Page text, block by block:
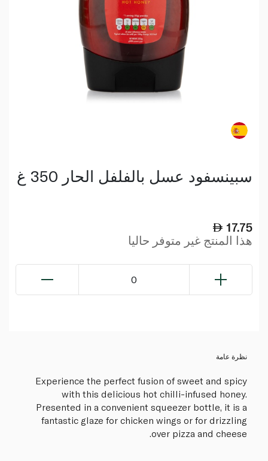
سبينسفود عسل بالفلفل الحار 350 غ
17.75
هذا المنتج غير متوفر حاليا
0
نظرة عامة
Experience the perfect fusion of sweet and spicy
with this delicious hot chilli-infused honey.
Presented in a convenient squeezer bottle, it is a
fantastic glaze for chicken wings or for drizzling
over pizza and cheese.